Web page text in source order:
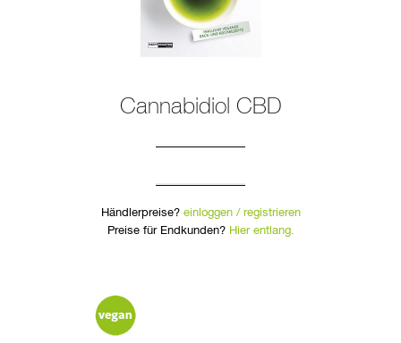
Cannabidiol CBD
Händlerpreise? einloggen / registrieren
Preise für Endkunden? Hier entlang.